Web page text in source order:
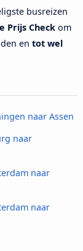
busreizen
Prijs Checkom
en tot wel
naar Assen
naar
naar
naar